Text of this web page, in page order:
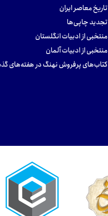
تاریخ معاصر ایران
تجدید چاپی‌ها
منتخبی از ادبیات انگلستان
منتخبی از ادبیات آلمان
کتاب‌های پرفروش نهنگ در هفته‌های